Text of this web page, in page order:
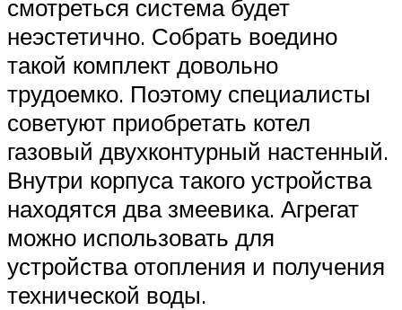
смотреться система будет
неэстетично. Собрать воедино
такой комплект довольно
трудоемко. Поэтому специалисты
советуют приобретать котел
газовый двухконтурный настенный.
Внутри корпуса такого устройства
находятся два змеевика. Агрегат
можно использовать для
устройства отопления и получения
технической воды.